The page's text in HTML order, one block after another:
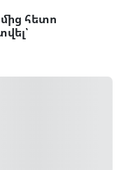
հետո